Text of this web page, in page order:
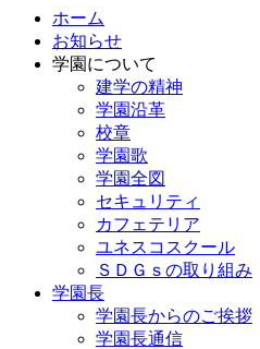
ホーム
お知らせ
学園について
建学の精神
学園沿革
校章
学園歌
学園全図
セキュリティ
カフェテリア
ユネスコスクール
ＳＤＧｓの取り組み
学園長
学園長からのご挨拶
学園長通信